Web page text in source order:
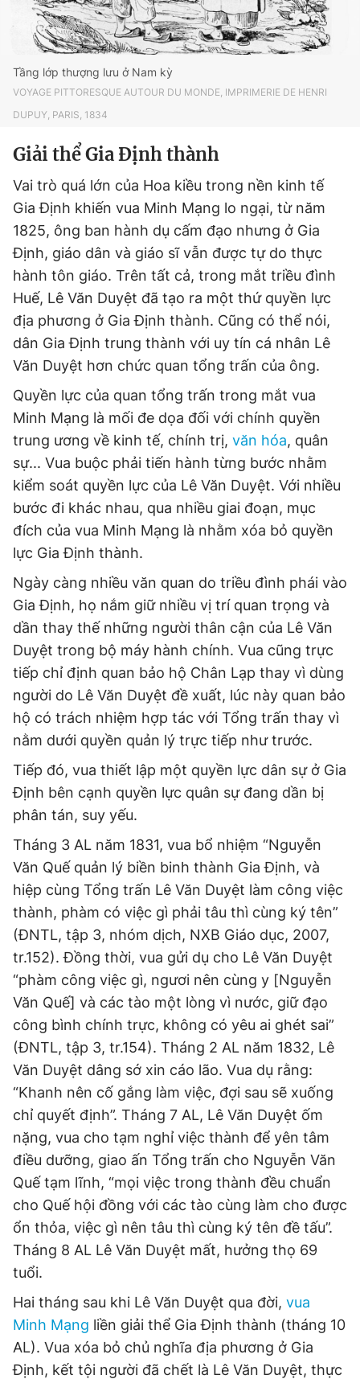
Tầng lớp thượng lưu ở Nam kỳ
VOYAGE PITTORESQUE AUTOUR DU MONDE, IMPRIMERIE DE HENRI
DUPUY, PARIS, 1834
Giải thể Gia Định thành
Vai trò quá lớn của Hoa kiều trong nền kinh tế
Gia Định khiến vua Minh Mạng lo ngại, từ năm
1825, ông ban hành dụ cấm đạo nhưng ở Gia
Định, giáo dân và giáo sĩ vẫn được tự do thực
hành tôn giáo. Trên tất cả, trong mắt triều đình
Huế, Lê Văn Duyệt đã tạo ra một thứ quyền lực
địa phương ở Gia Định thành. Cũng có thể nói,
dân Gia Định trung thành với uy tín cá nhân Lê
Văn Duyệt hơn chức quan tổng trấn của ông.
Quyền lực của quan tổng trấn trong mắt vua
Minh Mạng là mối đe dọa đối với chính quyền
trung ương về kinh tế, chính trị, văn hóa, quân
sự... Vua buộc phải tiến hành từng bước nhằm
kiểm soát quyền lực của Lê Văn Duyệt. Với nhiều
bước đi khác nhau, qua nhiều giai đoạn, mục
đích của vua Minh Mạng là nhằm xóa bỏ quyền
lực Gia Định thành.
Ngày càng nhiều văn quan do triều đình phái vào
Gia Định, họ nắm giữ nhiều vị trí quan trọng và
dần thay thế những người thân cận của Lê Văn
Duyệt trong bộ máy hành chính. Vua cũng trực
tiếp chỉ định quan bảo hộ Chân Lạp thay vì dùng
người do Lê Văn Duyệt đề xuất, lúc này quan bảo
hộ có trách nhiệm hợp tác với Tổng trấn thay vì
nằm dưới quyền quản lý trực tiếp như trước.
Tiếp đó, vua thiết lập một quyền lực dân sự ở Gia
Định bên cạnh quyền lực quân sự đang dần bị
phân tán, suy yếu.
Tháng 3 AL năm 1831, vua bổ nhiệm “Nguyễn
Văn Quế quản lý biền binh thành Gia Định, và
hiệp cùng Tổng trấn Lê Văn Duyệt làm công việc
thành, phàm có việc gì phải tâu thì cùng ký tên”
(ĐNTL, tập 3, nhóm dịch, NXB Giáo dục, 2007,
tr.152). Đồng thời, vua gửi dụ cho Lê Văn Duyệt
“phàm công việc gì, ngươi nên cùng y [Nguyễn
Văn Quế] và các tào một lòng vì nước, giữ đạo
công bình chính trực, không có yêu ai ghét sai”
(ĐNTL, tập 3, tr.154). Tháng 2 AL năm 1832, Lê
Văn Duyệt dâng sớ xin cáo lão. Vua dụ rằng:
“Khanh nên cố gắng làm việc, đợi sau sẽ xuống
chỉ quyết định”. Tháng 7 AL, Lê Văn Duyệt ốm
nặng, vua cho tạm nghỉ việc thành để yên tâm
điều dưỡng, giao ấn Tổng trấn cho Nguyễn Văn
Quế tạm lĩnh, “mọi việc trong thành đều chuẩn
cho Quế hội đồng với các tào cùng làm cho được
ổn thỏa, việc gì nên tâu thì cùng ký tên đề tấu”.
Tháng 8 AL Lê Văn Duyệt mất, hưởng thọ 69
tuổi.
Hai tháng sau khi Lê Văn Duyệt qua đời, vua
Minh Mạng liền giải thể Gia Định thành (tháng 10
AL). Vua xóa bỏ chủ nghĩa địa phương ở Gia
Định, kết tội người đã chết là Lê Văn Duyệt, thực